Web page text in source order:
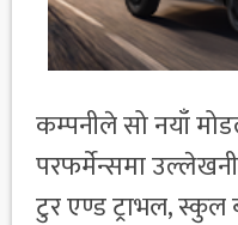
कम्पनीले सो नयाँ
परफर्मेन्समा
टुर एण्ड ट्राभल,